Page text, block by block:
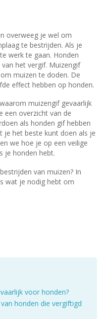
overweeg je wel om
te bestrijden. Als je
werk te gaan. Honden
het vergif. Muizengif
muizen te doden. De
effect hebben op honden.
muizengif gevaarlijk
een overzicht van de
als honden gif hebben
je het beste kunt doen als je
we hoe je op een veilige
je honden hebt.
van muizen? In
wat je nodig hebt om
voor honden?
honden die vergiftigd